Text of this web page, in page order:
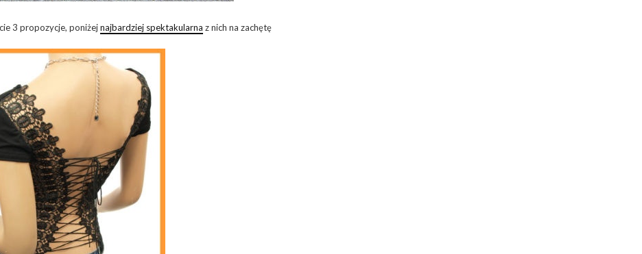
3 propozycje, poniżejnajbardziej spektakularna z nich na zachętę